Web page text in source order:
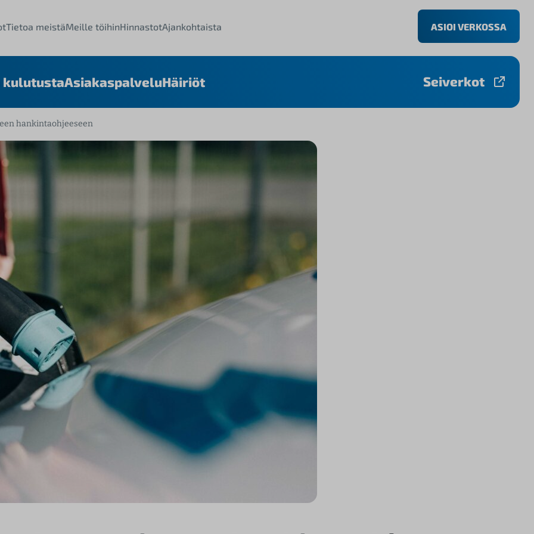
Tietoa meistäMeille töihinHinnastotAjankohtaista ASIOI VERKOSSA
kulutustaAsiakaspalveluHäiriöt Seiverkot
hankintaohjeeseen